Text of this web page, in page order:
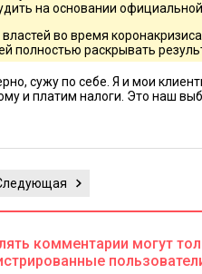
на основании
властей во время
полностью раскрывать
сужу по себе. Я и мои
и платим налоги. Это наш
комментарии могут